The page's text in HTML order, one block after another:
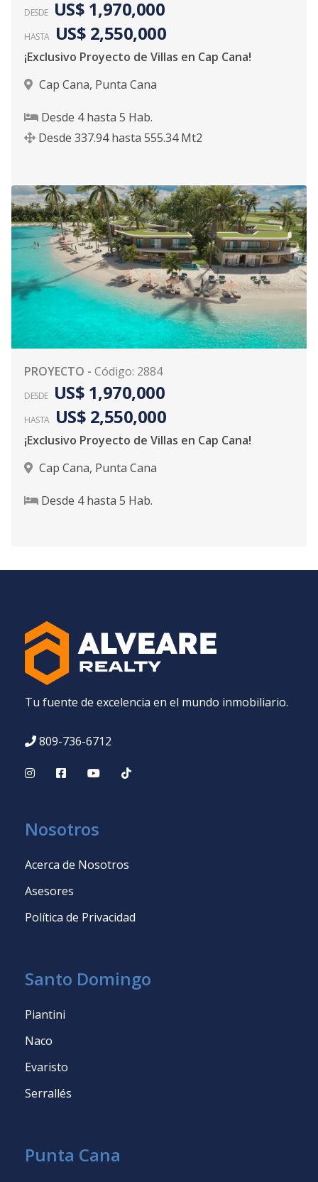
DESDE US$ 1,970,000
HASTA US$ 2,550,000
¡Exclusivo Proyecto de Villas en Cap Cana!
Cap Cana, Punta Cana
Desde 4 hasta 5 Hab.
Desde 337.94 hasta 555.34 Mt2
PROYECTO - Código: 2884
DESDE US$ 1,970,000
HASTA US$ 2,550,000
¡Exclusivo Proyecto de Villas en Cap Cana!
Cap Cana, Punta Cana
Desde 4 hasta 5 Hab.
Tu fuente de excelencia en el mundo inmobiliario.
809-736-6712
Nosotros
Acerca de Nosotros
Asesores
Política de Privacidad
Santo Domingo
Piantini
Naco
Evaristo
Serrallés
Punta Cana